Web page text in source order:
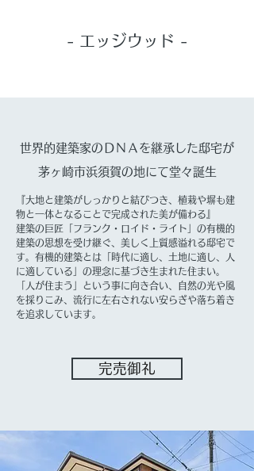
- エッジウッド -
世界的建築家のＤＮＡを継承した邸宅が
茅ヶ崎市浜須賀の地にて堂々誕生
『大地と建築がしっかりと結びつき、植栽や塀も建
物と一体となることで完成された美が備わる』
建築の巨匠「フランク・ロイド・ライト」の有機的
建築の思想を受け継ぐ、美しく上質感溢れる邸宅で
す。有機的建築とは「時代に適し、土地に適し、人
に適している」の理念に基づき生まれた住まい。
「人が住まう」という事に向き合い、自然の光や風
を採りこみ、流行に左右されない安らぎや落ち着き
を追求しています。
完売御礼